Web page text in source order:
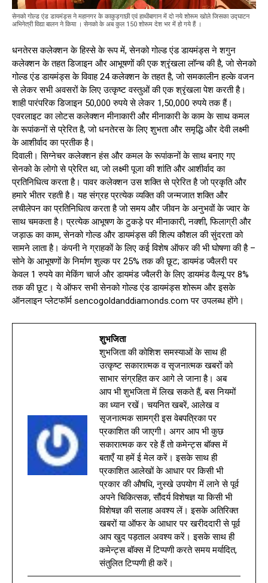
सेनको गोल्ड एंड डायमंड्स ने महानगर के काकुड़गाछी एवं हाथीबागान में दो नये शोरूम खोले जिसका उद्घाटन
अभिनेत्री विद्या बालन ने किया । सेनको के अब कुल 150 शोरूम देश भर में हो गये हैं ।
धनतेरस कलेक्शन के हिस्से के रूप में, सेनको गोल्ड एंड डायमंड्स ने शगुन
कलेक्शन के तहत डिजाइन और आभूषणों की एक श्रृंखला लॉन्च की है, जो सेनको
गोल्ड एंड डायमंड्स के विवाह 24 कलेक्शन के तहत है, जो समकालीन हल्के वजन
से लेकर सभी अवसरों के लिए उत्कृष्ट वस्तुओं की एक श्रृंखला पेश करती है।
शाही पारंपरिक डिजाइन 50,000 रुपये से लेकर 1,50,000 रुपये तक हैं।
एवरलाइट का लोटस कलेक्शन मीनाकारी और मीनाकारी के काम के साथ कमल
के रूपांकनों से प्रेरित है, जो धनतेरस के लिए शुभता और समृद्धि और देवी लक्ष्मी
के आशीर्वाद का प्रतीक है।
दिवाली। सिग्नेचर कलेक्शन हंस और कमल के रूपांकनों के साथ बनाए गए
सेनको के लोगो से प्रेरित था, जो लक्ष्मी पूजा की शांति और आशीर्वाद का
प्रतिनिधित्व करता है। पावर कलेक्शन उस शक्ति से प्रेरित है जो प्रकृति और
हमारे भीतर रहती है। यह संग्रह प्रत्येक व्यक्ति की जन्मजात शक्ति और
लचीलेपन का प्रतिनिधित्व करता है जो समय और जीवन के अनुभवों के ज्वार के
साथ चमकता है। प्रत्येक आभूषण के टुकड़े पर मीनाकारी, नक्शी, फिलाग्री और
जड़ाऊ का काम, सेनको गोल्ड और डायमंड्स की शिल्प कौशल की सुंदरता को
सामने लाता है। कंपनी ने ग्राहकों के लिए कई विशेष ऑफर की भी घोषणा की है –
सोने के आभूषणों के निर्माण शुल्क पर 25% तक की छूट; डायमंड ज्वैलरी पर
केवल 1 रुपये का मेकिंग चार्ज और डायमंड ज्वैलरी के लिए डायमंड वैल्यू पर 8%
तक की छूट। ये ऑफर सभी सेनको गोल्ड एंड डायमंड्स शोरूम और इसके
ऑनलाइन प्लेटफॉर्म sencogoldanddiamonds.com पर उपलब्ध होंगे।
शुभजिता
शुभजिता की कोशिश समस्याओं के साथ ही
उत्कृष्ट सकारात्मक व सृजनात्मक खबरों को
साभार संग्रहित कर आगे ले जाना है। अब
आप भी शुभजिता में लिख सकते हैं, बस नियमों
का ध्यान रखें। चयनित खबरें, आलेख व
सृजनात्मक सामग्री इस वेबपत्रिका पर
प्रकाशित की जाएगी। अगर आप भी कुछ
सकारात्मक कर रहे हैं तो कमेन्ट्स बॉक्स में
बताएँ या हमें ई मेल करें। इसके साथ ही
प्रकाशित आलेखों के आधार पर किसी भी
प्रकार की औषधि, नुस्खे उपयोग में लाने से पूर्व
अपने चिकित्सक, सौंदर्य विशेषज्ञ या किसी भी
विशेषज्ञ की सलाह अवश्य लें। इसके अतिरिक्त
खबरों या ऑफर के आधार पर खरीददारी से पूर्व
आप खुद पड़ताल अवश्य करें। इसके साथ ही
कमेन्ट्स बॉक्स में टिप्पणी करते समय मर्यादित,
संतुलित टिप्पणी ही करें।